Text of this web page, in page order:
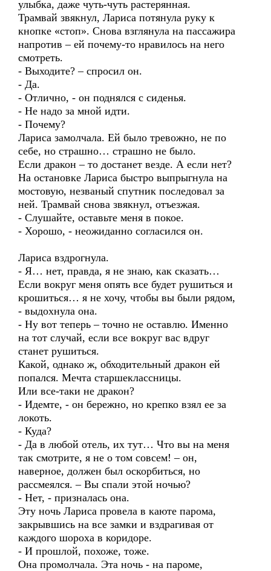
улыбка, даже чуть-чуть растерянная.
Трамвай звякнул, Лариса потянула руку к
кнопке «стоп». Снова взглянула на пассажира
напротив – ей почему-то нравилось на него
смотреть.
- Выходите? – спросил он.
- Да.
- Отлично, - он поднялся с сиденья.
- Не надо за мной идти.
- Почему?
Лариса замолчала. Ей было тревожно, не по
себе, но страшно… страшно не было.
Если дракон – то достанет везде. А если нет?
На остановке Лариса быстро выпрыгнула на
мостовую, незваный спутник последовал за
ней. Трамвай снова звякнул, отъезжая.
- Слушайте, оставьте меня в покое.
- Хорошо, - неожиданно согласился он.
Лариса вздрогнула.
- Я… нет, правда, я не знаю, как сказать…
Если вокруг меня опять все будет рушиться и
крошиться… я не хочу, чтобы вы были рядом,
- выдохнула она.
- Ну вот теперь – точно не оставлю. Именно
на тот случай, если все вокруг вас вдруг
станет рушиться.
Какой, однако ж, обходительный дракон ей
попался. Мечта старшеклассницы.
Или все-таки не дракон?
- Идемте, - он бережно, но крепко взял ее за
локоть.
- Куда?
- Да в любой отель, их тут… Что вы на меня
так смотрите, я не о том совсем! – он,
наверное, должен был оскорбиться, но
рассмеялся. – Вы спали этой ночью?
- Нет, - призналась она.
Эту ночь Лариса провела в каюте парома,
закрывшись на все замки и вздрагивая от
каждого шороха в коридоре.
- И прошлой, похоже, тоже.
Она промолчала. Эта ночь - на пароме,